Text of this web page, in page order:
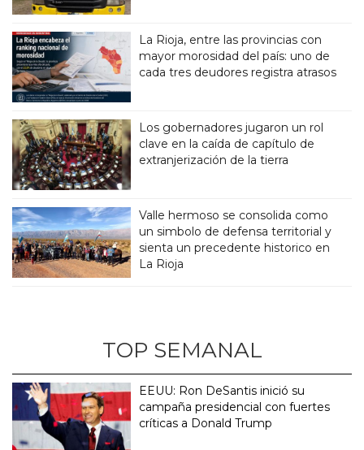
La Rioja, entre las provincias con
mayor morosidad del país: uno de
cada tres deudores registra atrasos
Los gobernadores jugaron un rol
clave en la caída de capítulo de
extranjerización de la tierra
Valle hermoso se consolida como
un simbolo de defensa territorial y
sienta un precedente historico en
La Rioja
TOP SEMANAL
EEUU: Ron DeSantis inició su
campaña presidencial con fuertes
críticas a Donald Trump